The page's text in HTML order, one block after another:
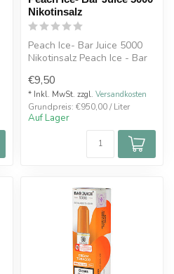
Nikotinsalz
Peach Ice- Bar Juice 5000
Nikotinsalz Peach Ice - Bar
€9,50
* Inkl. MwSt. zzgl. Versandkosten
Grundpreis: €950,00 / Liter
Auf Lager